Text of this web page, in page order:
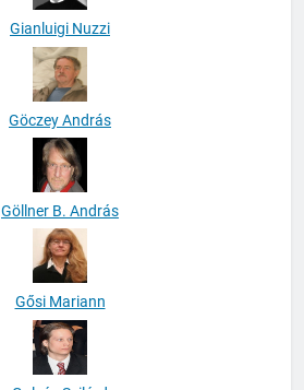
Gianluigi Nuzzi
Göczey András
Göllner B. András
Gősi Mariann